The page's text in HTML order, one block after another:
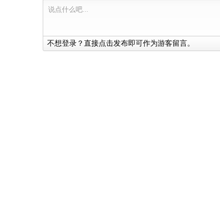
不想登录？直接点击发布即可作为游客留言。